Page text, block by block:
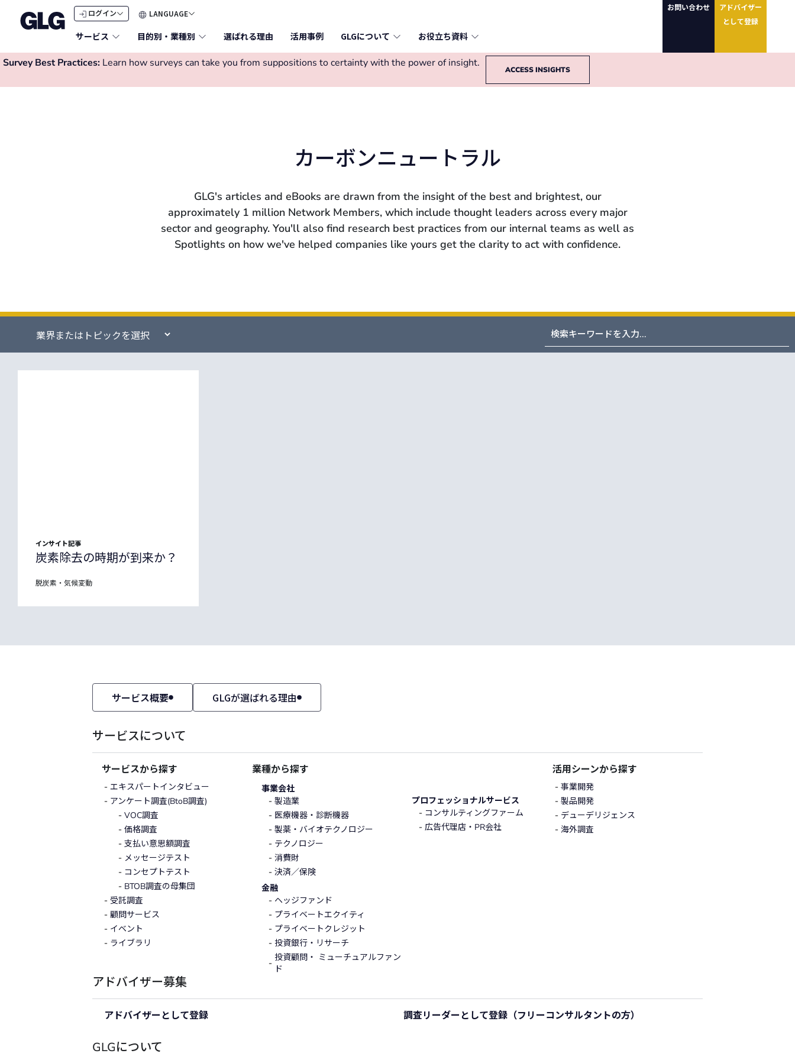
ログイン LANGUAGE
サービス 目的別・業種別 選ばれる理由 活用事例 GLGについて お役立ち資料
お問い合わせ
アドバイザー
として登録
Survey Best Practices: Learn how surveys can take you from suppositions to certainty with the power of insight.
ACCESS INSIGHTS
カーボンニュートラル
GLG's articles and eBooks are drawn from the insight of the best and brightest, our
approximately 1 million Network Members, which include thought leaders across every major
sector and geography. You'll also find research best practices from our internal teams as well as
Spotlights on how we've helped companies like yours get the clarity to act with confidence.
インサイト記事
炭素除去の時期が到来か？
脱炭素・気候変動
サービス概要 GLGが選ばれる理由
サービスについて
サービスから探す
エキスパートインタビュー
アンケート調査(BtoB調査)
VOC調査
価格調査
支払い意思額調査
メッセージテスト
コンセプトテスト
BTOB調査の母集団
受託調査
顧問サービス
イベント
ライブラリ
業種から探す
事業会社
製造業
医療機器・診断機器
製薬・バイオテクノロジー
テクノロジー
消費財
決済／保険
金融
ヘッジファンド
プライベートエクイティ
プライベートクレジット
投資銀行・リサーチ
投資顧問・ ミューチュアルファン
ド
プロフェッショナルサービス
コンサルティングファーム
広告代理店・PR会社
活用シーンから探す
事業開発
製品開発
デューデリジェンス
海外調査
アドバイザー募集
アドバイザーとして登録 調査リーダーとして登録 （フリーコンサルタントの方）
GLGについて